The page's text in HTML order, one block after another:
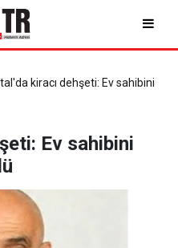
kiracı dehşeti: Ev sahibini
Ev sahibini